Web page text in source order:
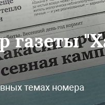
газеты
темах номера